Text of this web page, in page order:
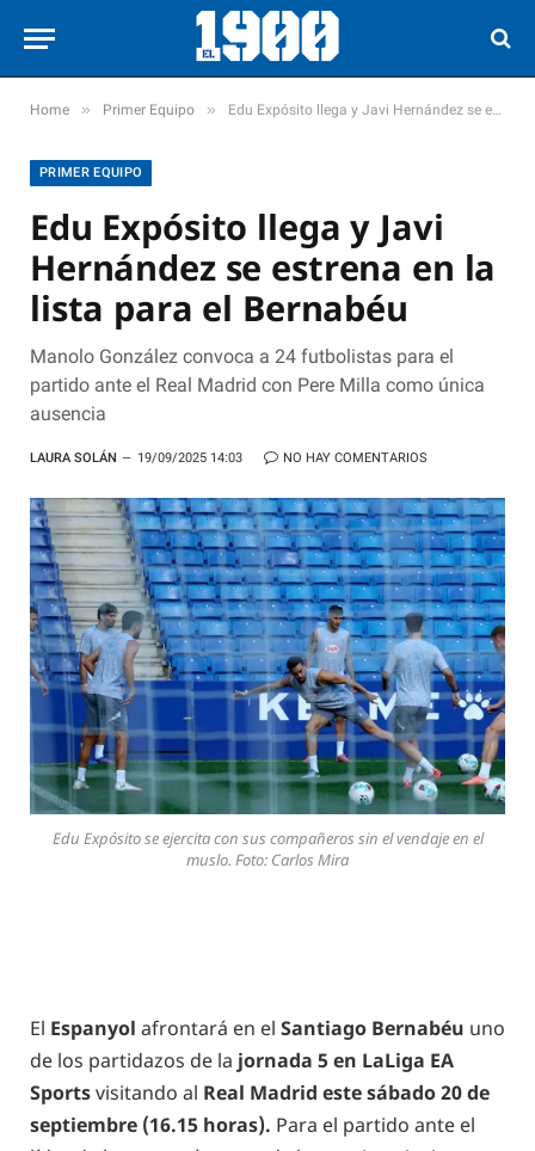
Home » Primer Equipo » Edu Expósito llega y Javi Hernández se estrena en la lista para el Bernabéu
PRIMER EQUIPO
Edu Expósito llega y Javi
Hernández se estrena en la
lista para el Bernabéu
Manolo González convoca a 24 futbolistas para el
partido ante el Real Madrid con Pere Milla como única
ausencia
LAURA SOLÁN 19/09/2025 14:03 NO HAY COMENTARIOS
Edu Expósito se ejercita con sus compañeros sin el vendaje en el
muslo. Foto: Carlos Mira
El Espanyol afrontará en el Santiago Bernabéu uno
de los partidazos de la jornada 5 en LaLiga EA
Sportsvisitando al Real Madrid este sábado 20 de
septiembre (16.15 horas). Para el partido ante el